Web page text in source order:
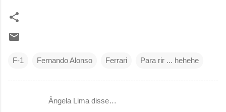
F-1 Fernando Alonso Ferrari Para rir ... hehehe
Ângela Lima disse…